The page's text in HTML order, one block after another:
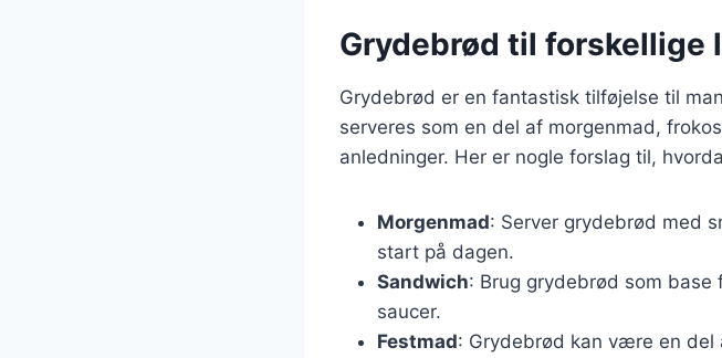
Grydebrød til forskellige
Grydebrød er en fantastisk tilføjelse til
serveres som en del af morgenmad,
anledninger. Her er nogle forslag til,
Morgenmad: Server grydebrød med
start på dagen.
Sandwich: Brug grydebrød som
saucer.
Festmad: Grydebrød kan være en del